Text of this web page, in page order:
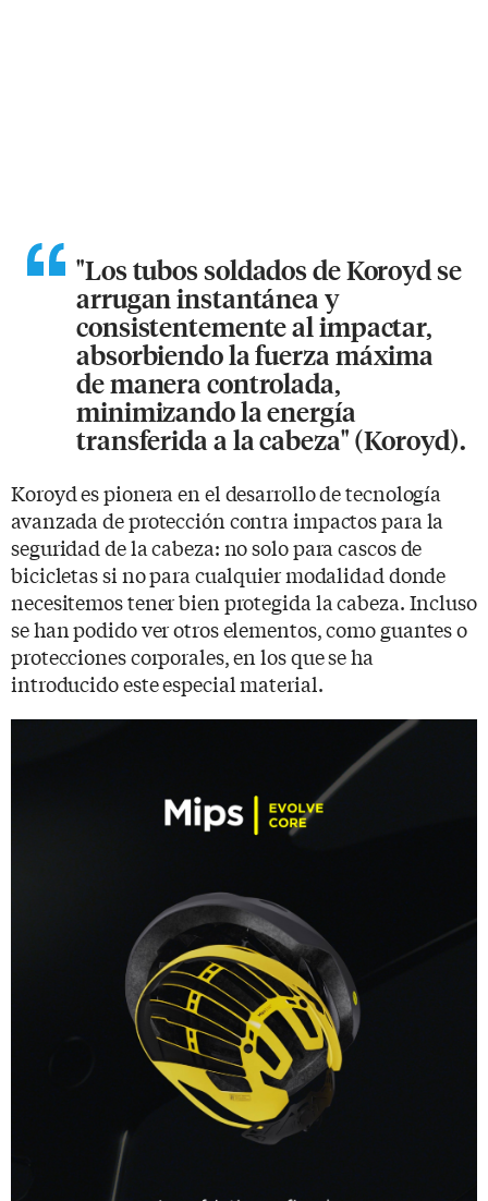
"Los tubos soldados de Koroyd se
arrugan instantánea y
consistentemente al impactar,
absorbiendo la fuerza máxima
de manera controlada,
minimizando la energía
transferida a la cabeza" (Koroyd).
Koroyd es pionera en el desarrollo de tecnología
avanzada de protección contra impactos para la
seguridad de la cabeza: no solo para cascos de
bicicletas si no para cualquier modalidad donde
necesitemos tener bien protegida la cabeza. Incluso
se han podido ver otros elementos, como guantes o
protecciones corporales, en los que se ha
introducido este especial material.